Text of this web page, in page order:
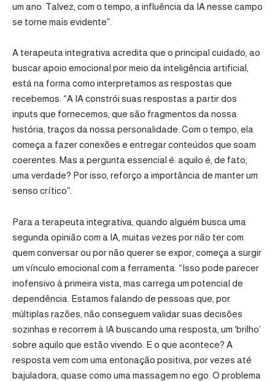
um ano. Talvez, com o tempo, a influência da IA nesse campo
se torne mais evidente”.
A terapeuta integrativa acredita que o principal cuidado, ao
buscar apoio emocional por meio da inteligência artificial,
está na forma como interpretamos as respostas que
recebemos. “A IA constrói suas respostas a partir dos
inputs que fornecemos, que são fragmentos da nossa
história, traços da nossa personalidade. Com o tempo, ela
começa a fazer conexões e entregar conteúdos que soam
coerentes. Mas a pergunta essencial é: aquilo é, de fato,
uma verdade? Por isso, reforço a importância de manter um
senso crítico”.
Para a terapeuta integrativa, quando alguém busca uma
segunda opinião com a IA, muitas vezes por não ter com
quem conversar ou por não querer se expor, começa a surgir
um vínculo emocional com a ferramenta. “Isso pode parecer
inofensivo à primeira vista, mas carrega um potencial de
dependência. Estamos falando de pessoas que, por
múltiplas razões, não conseguem validar suas decisões
sozinhas e recorrem à IA buscando uma resposta, um ‘brilho’
sobre aquilo que estão vivendo. E o que acontece? A
resposta vem com uma entonação positiva, por vezes até
bajuladora, quase como uma massagem no ego. O problema